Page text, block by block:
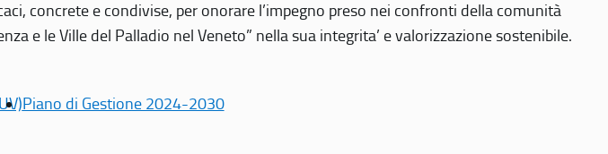
concrete e condivise, per onorare l’impegno preso nei confronti della comunità
e le Ville del Palladio nel Veneto” nella sua integrita’ e valorizzazione sostenibile.
Piano di Gestione 2024-2030